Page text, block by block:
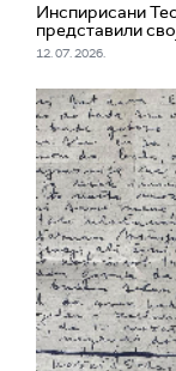
Инспирисани
представили
12. 07. 2026.